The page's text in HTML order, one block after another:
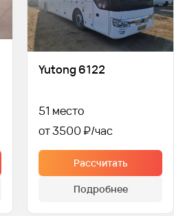
Yutong 6122
51 место
от 3500 ₽
Рассчитать
Подробнее